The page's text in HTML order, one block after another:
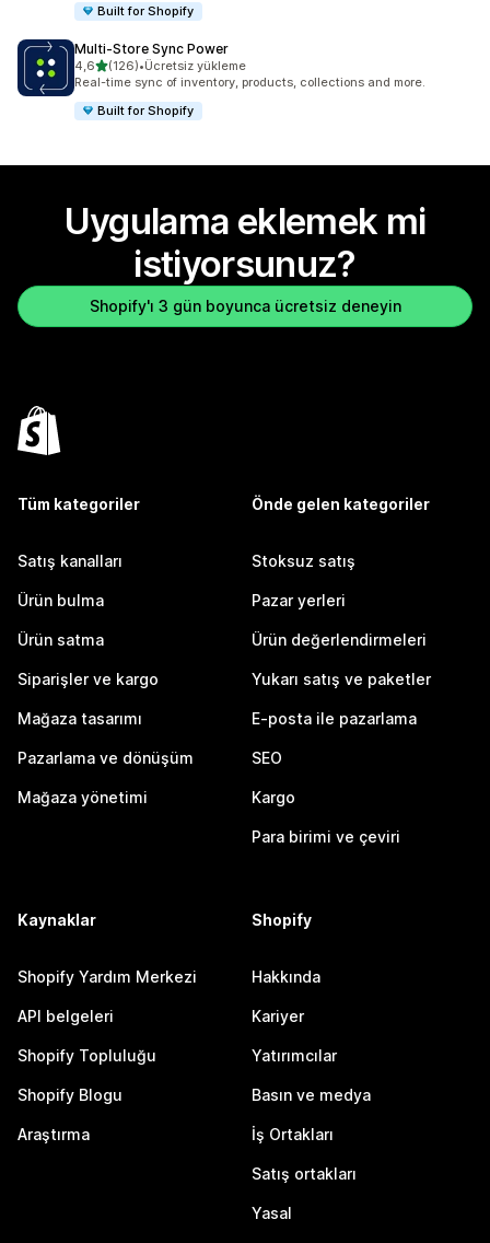
Built for Shopify
Multi‑Store Sync Power
4,65 yıldız üzerinden
(126)
toplam 126 değerlendirme
•Ücretsiz yükleme
Real-time sync of inventory, products, collections and more.
Built for Shopify
Uygulama eklemek mi
istiyorsunuz?
Shopify'ı 3 gün boyunca ücretsiz deneyin
Tüm kategoriler
Satış kanalları
Ürün bulma
Ürün satma
Siparişler ve kargo
Mağaza tasarımı
Pazarlama ve dönüşüm
Mağaza yönetimi
Önde gelen kategoriler
Stoksuz satış
Pazar yerleri
Ürün değerlendirmeleri
Yukarı satış ve paketler
E-posta ile pazarlama
SEO
Kargo
Para birimi ve çeviri
Kaynaklar
Shopify Yardım Merkezi
API belgeleri
Shopify Topluluğu
Shopify Blogu
Araştırma
Shopify
Hakkında
Kariyer
Yatırımcılar
Basın ve medya
İş Ortakları
Satış ortakları
Yasal